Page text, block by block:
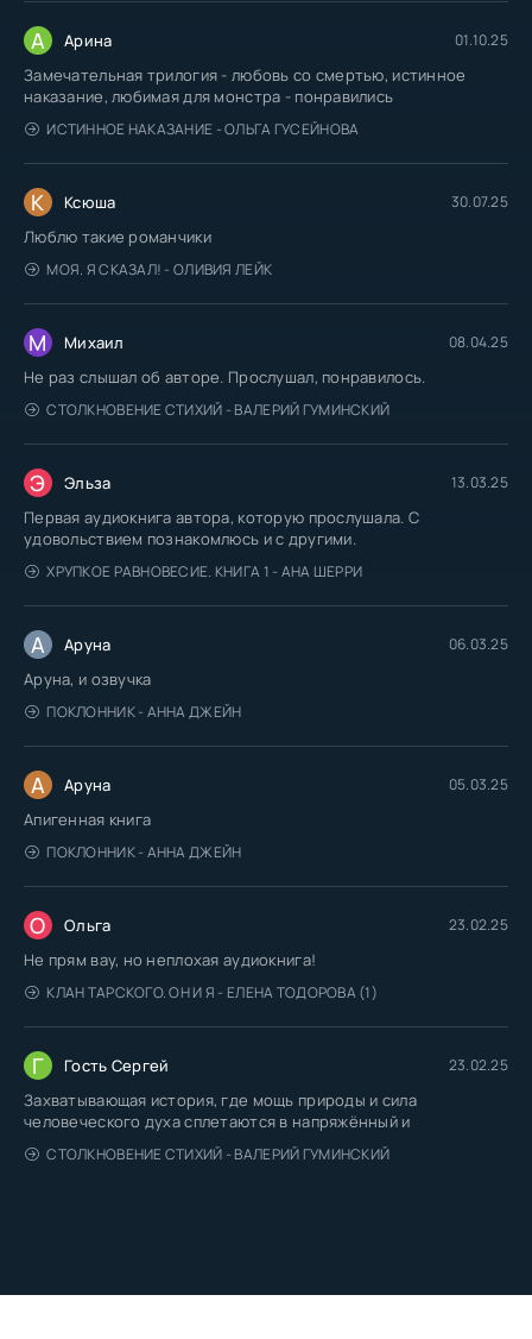
А Арина 01.10.25
Замечательная трилогия - любовь со смертью, истинное
наказание, любимая для монстра - понравились
ИСТИННОЕ НАКАЗАНИЕ - ОЛЬГА ГУСЕЙНОВА
К Ксюша 30.07.25
Люблю такие романчики
МОЯ. Я СКАЗАЛ! - ОЛИВИЯ ЛЕЙК
М Михаил 08.04.25
Не раз слышал об авторе. Прослушал, понравилось.
СТОЛКНОВЕНИЕ СТИХИЙ - ВАЛЕРИЙ ГУМИНСКИЙ
Э Эльза 13.03.25
Первая аудиокнига автора, которую прослушала. С
удовольствием познакомлюсь и с другими.
ХРУПКОЕ РАВНОВЕСИЕ. КНИГА 1 - АНА ШЕРРИ
А Аруна 06.03.25
Аруна, и озвучка
ПОКЛОННИК - АННА ДЖЕЙН
А Аруна 05.03.25
Апигенная книга
ПОКЛОННИК - АННА ДЖЕЙН
О Ольга 23.02.25
Не прям вау, но неплохая аудиокнига!
КЛАН ТАРСКОГО. ОН И Я - ЕЛЕНА ТОДОРОВА (1)
Г Гость Сергей 23.02.25
Захватывающая история, где мощь природы и сила
человеческого духа сплетаются в напряжённый и
СТОЛКНОВЕНИЕ СТИХИЙ - ВАЛЕРИЙ ГУМИНСКИЙ